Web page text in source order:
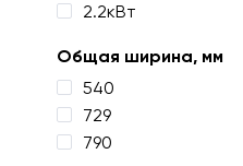
2.2кВт
Общая ширина, мм
540
729
790